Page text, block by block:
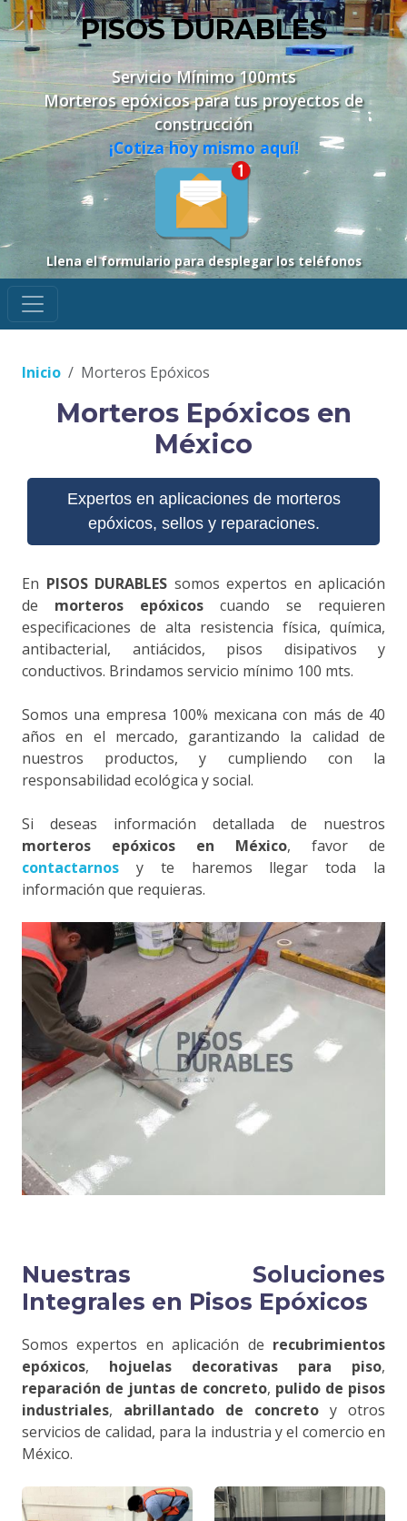
PISOS DURABLES
Servicio Mínimo 100mts
Morteros epóxicos para tus proyectos de
construcción
¡Cotiza hoy mismo aquí!
Llena el formulario para desplegar los teléfonos
Inicio Morteros Epóxicos
Morteros Epóxicos en
México
Expertos en aplicaciones de morteros
epóxicos, sellos y reparaciones.
En PISOS DURABLES somos expertos en aplicación
de morteros epóxicos cuando se requieren
especificaciones de alta resistencia física, química,
antibacterial, antiácidos, pisos disipativos y
conductivos. Brindamos servicio mínimo 100 mts.
Somos una empresa 100% mexicana con más de 40
años en el mercado, garantizando la calidad de
nuestros productos, y cumpliendo con la
responsabilidad ecológica y social.
Si deseas información detallada de nuestros
morteros epóxicos en México, favor de
contactarnos y te haremos llegar toda la
información que requieras.
Nuestras Soluciones
Integrales en Pisos Epóxicos
Somos expertos en aplicación de recubrimientos
epóxicos, hojuelas decorativas para piso,
reparación de juntas de concreto, pulido de pisos
industriales, abrillantado de concreto y otros
servicios de calidad, para la industria y el comercio en
México.